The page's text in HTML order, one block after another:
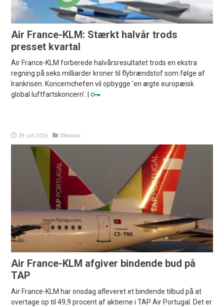
Air France-KLM: Stærkt halvår trods
presset kvartal
Air France-KLM forberede halvårsresultatet trods en ekstra
regning på seks milliarder kroner til flybrændstof som følge af
Irankrisen. Koncernchefen vil opbygge 'en ægte europæisk
global luftfartskoncern'. |
29. juli 2026 Økonomi
Air France-KLM afgiver bindende bud på
TAP
Air France-KLM har onsdag afleveret et bindende tilbud på at
overtage op til 49,9 procent af aktierne i TAP Air Portugal. Det er